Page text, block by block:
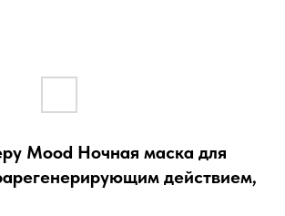
Mood Ночная маска для
действием,